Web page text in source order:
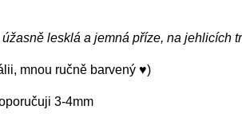
lesklá a jemná příze, na jehlicích
mnou ručně barvený ♥)
3-4mm